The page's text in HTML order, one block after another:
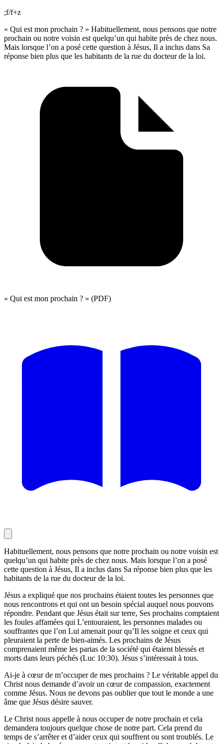
;f/f+z
« Qui est mon prochain ? » Habituellement, nous pensons que notre
prochain ou notre voisin est quelqu’un qui habite près de chez nous.
Mais lorsque l’on a posé cette question à Jésus, Il a inclus dans Sa
réponse bien plus que les habitants de la rue du docteur de la loi.
« Qui est mon prochain ? » (PDF)
Habituellement, nous pensons que notre prochain ou notre voisin est
quelqu’un qui habite près de chez nous. Mais lorsque l’on a posé
cette question à Jésus, Il a inclus dans Sa réponse bien plus que les
habitants de la rue du docteur de la loi.
Jésus a expliqué que nos prochains étaient toutes les personnes que
nous rencontrons et qui ont un besoin spécial auquel nous pouvons
répondre. Pendant que Jésus était sur terre, Ses prochains comptaient
les foules affamées qui L’entouraient, les personnes malades ou
souffrantes que l’on Lui amenait pour qu’Il les soigne et ceux qui
pleuraient la perte de bien-aimés. Les prochains de Jésus
comprenaient même les parias de la société qui étaient blessés et
morts dans leurs péchés (Luc 10:30). Jésus s’intéressait à tous.
Ai-je à cœur de m’occuper de mes prochains ? Le véritable appel du
Christ nous demande d’avoir un cœur de compassion, exactement
comme Jésus. Nous ne devons pas oublier que tout le monde a une
âme que Jésus désire sauver.
Le Christ nous appelle à nous occuper de notre prochain et cela
demandera toujours quelque chose de notre part. Cela prend du
temps de s’arrêter et d’aider ceux qui souffrent ou sont troublés. Le